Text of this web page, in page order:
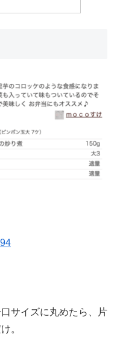
サイズに丸めたら、片
。